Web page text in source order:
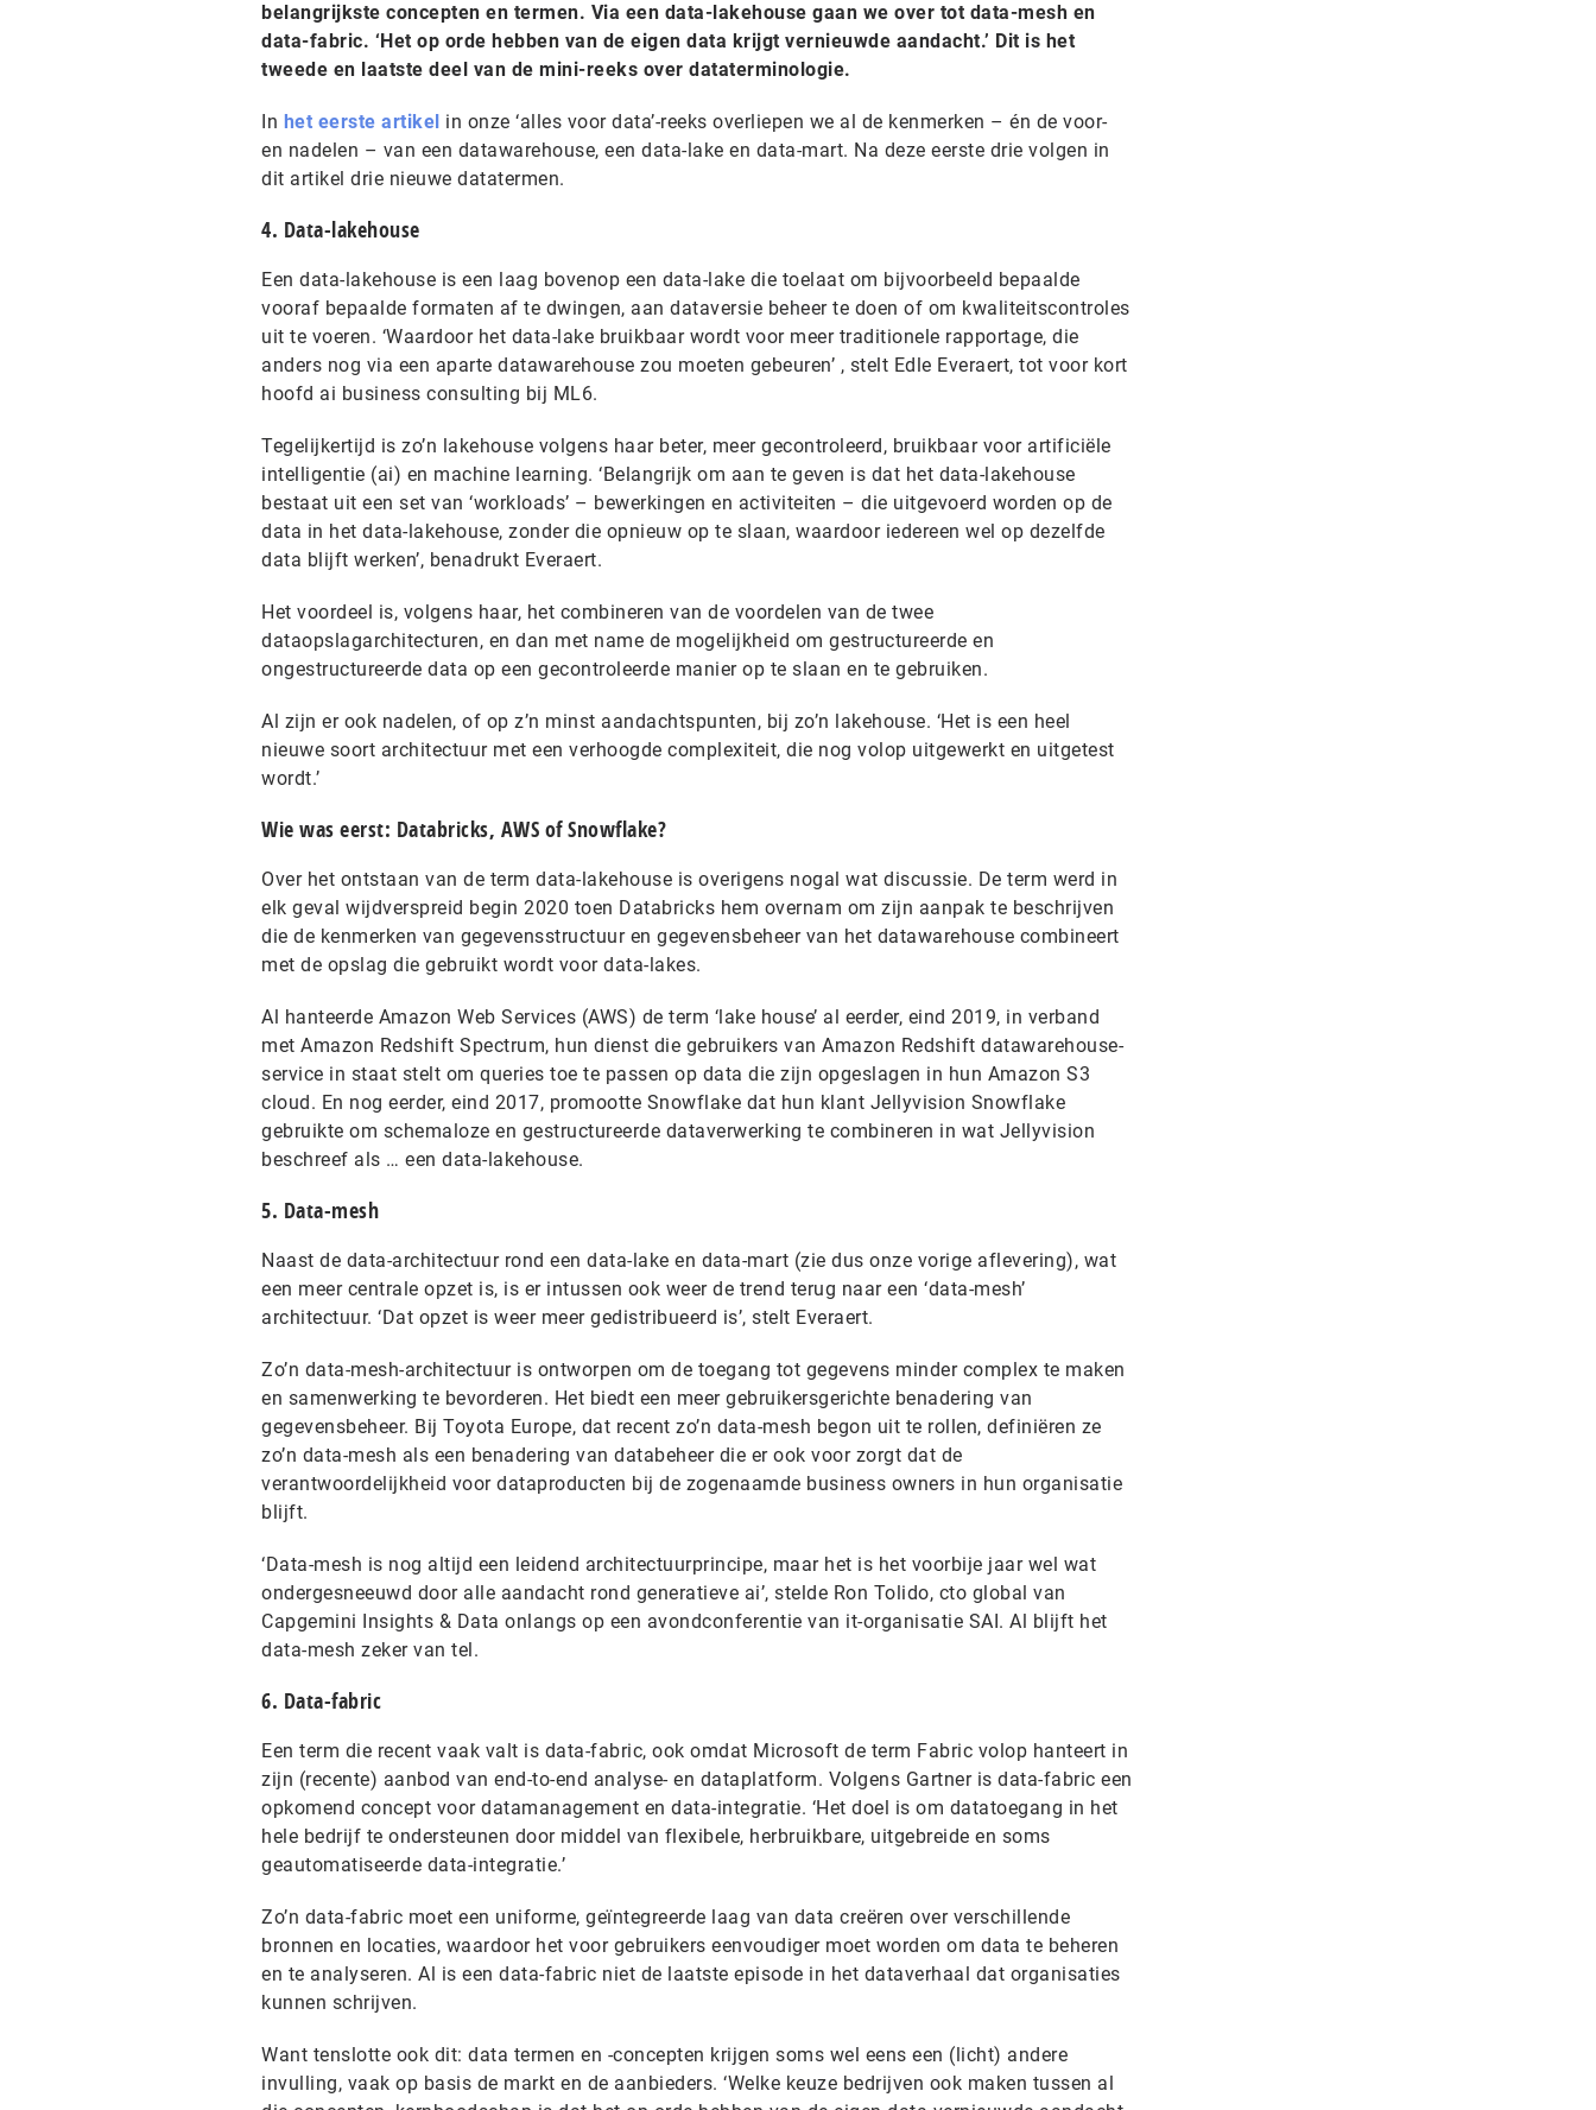
belangrijkste concepten en termen. Via een data-lakehouse gaan we over tot data-mesh en
data-fabric. ‘Het op orde hebben van de eigen data krijgt vernieuwde aandacht.’ Dit is het
tweede en laatste deel van de mini-reeks over dataterminologie.
In het eerste artikel in onze ‘alles voor data’-reeks overliepen we al de kenmerken – én de voor-
en nadelen – van een datawarehouse, een data-lake en data-mart. Na deze eerste drie volgen in
dit artikel drie nieuwe datatermen.
4. Data-lakehouse
Een data-lakehouse is een laag bovenop een data-lake die toelaat om bijvoorbeeld bepaalde
vooraf bepaalde formaten af te dwingen, aan dataversie beheer te doen of om kwaliteitscontroles
uit te voeren. ‘Waardoor het data-lake bruikbaar wordt voor meer traditionele rapportage, die
anders nog via een aparte datawarehouse zou moeten gebeuren’ , stelt Edle Everaert, tot voor kort
hoofd ai business consulting bij ML6.
Tegelijkertijd is zo’n lakehouse volgens haar beter, meer gecontroleerd, bruikbaar voor artificiële
intelligentie (ai) en machine learning. ‘Belangrijk om aan te geven is dat het data-lakehouse
bestaat uit een set van ‘workloads’ – bewerkingen en activiteiten – die uitgevoerd worden op de
data in het data-lakehouse, zonder die opnieuw op te slaan, waardoor iedereen wel op dezelfde
data blijft werken’, benadrukt Everaert.
Het voordeel is, volgens haar, het combineren van de voordelen van de twee
dataopslagarchitecturen, en dan met name de mogelijkheid om gestructureerde en
ongestructureerde data op een gecontroleerde manier op te slaan en te gebruiken.
Al zijn er ook nadelen, of op z’n minst aandachtspunten, bij zo’n lakehouse. ‘Het is een heel
nieuwe soort architectuur met een verhoogde complexiteit, die nog volop uitgewerkt en uitgetest
wordt.’
Wie was eerst: Databricks, AWS of Snowflake?
Over het ontstaan van de term data-lakehouse is overigens nogal wat discussie. De term werd in
elk geval wijdverspreid begin 2020 toen Databricks hem overnam om zijn aanpak te beschrijven
die de kenmerken van gegevensstructuur en gegevensbeheer van het datawarehouse combineert
met de opslag die gebruikt wordt voor data-lakes.
Al hanteerde Amazon Web Services (AWS) de term ‘lake house’ al eerder, eind 2019, in verband
met Amazon Redshift Spectrum, hun dienst die gebruikers van Amazon Redshift datawarehouse-
service in staat stelt om queries toe te passen op data die zijn opgeslagen in hun Amazon S3
cloud. En nog eerder, eind 2017, promootte Snowflake dat hun klant Jellyvision Snowflake
gebruikte om schemaloze en gestructureerde dataverwerking te combineren in wat Jellyvision
beschreef als … een data-lakehouse.
5. Data-mesh
Naast de data-architectuur rond een data-lake en data-mart (zie dus onze vorige aflevering), wat
een meer centrale opzet is, is er intussen ook weer de trend terug naar een ‘data-mesh’
architectuur. ‘Dat opzet is weer meer gedistribueerd is’, stelt Everaert.
Zo’n data-mesh-architectuur is ontworpen om de toegang tot gegevens minder complex te maken
en samenwerking te bevorderen. Het biedt een meer gebruikersgerichte benadering van
gegevensbeheer. Bij Toyota Europe, dat recent zo’n data-mesh begon uit te rollen, definiëren ze
zo’n data-mesh als een benadering van databeheer die er ook voor zorgt dat de
verantwoordelijkheid voor dataproducten bij de zogenaamde business owners in hun organisatie
blijft.
‘Data-mesh is nog altijd een leidend architectuurprincipe, maar het is het voorbije jaar wel wat
ondergesneeuwd door alle aandacht rond generatieve ai’, stelde Ron Tolido, cto global van
Capgemini Insights & Data onlangs op een avondconferentie van it-organisatie SAI. Al blijft het
data-mesh zeker van tel.
6. Data-fabric
Een term die recent vaak valt is data-fabric, ook omdat Microsoft de term Fabric volop hanteert in
zijn (recente) aanbod van end-to-end analyse- en dataplatform. Volgens Gartner is data-fabric een
opkomend concept voor datamanagement en data-integratie. ‘Het doel is om datatoegang in het
hele bedrijf te ondersteunen door middel van flexibele, herbruikbare, uitgebreide en soms
geautomatiseerde data-integratie.’
Zo’n data-fabric moet een uniforme, geïntegreerde laag van data creëren over verschillende
bronnen en locaties, waardoor het voor gebruikers eenvoudiger moet worden om data te beheren
en te analyseren. Al is een data-fabric niet de laatste episode in het dataverhaal dat organisaties
kunnen schrijven.
Want tenslotte ook dit: data termen en -concepten krijgen soms wel eens een (licht) andere
invulling, vaak op basis de markt en de aanbieders. ‘Welke keuze bedrijven ook maken tussen al